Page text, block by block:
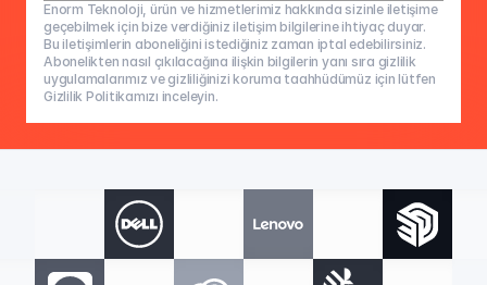
Enorm Teknoloji, ürün ve hizmetlerimiz hakkında sizinle iletişime
geçebilmek için bize verdiğiniz iletişim bilgilerine ihtiyaç duyar.
Bu iletişimlerin aboneliğini istediğiniz zaman iptal edebilirsiniz.
Abonelikten nasıl çıkılacağına ilişkin bilgilerin yanı sıra gizlilik
uygulamalarımız ve gizliliğinizi koruma taahhüdümüz için lütfen
Gizlilik Politikamızı inceleyin.